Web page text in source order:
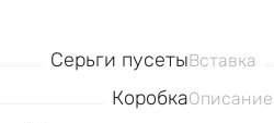
Серьги пусеты
Коробка
Вставка
Описание